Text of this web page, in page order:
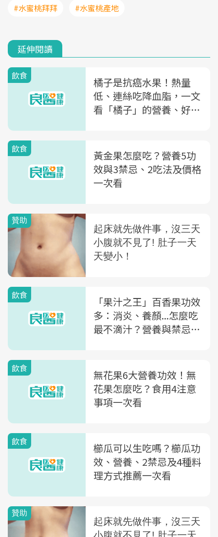
#水蜜桃拜拜
#水蜜桃產地
延伸閱讀
飲食
橘子是抗癌水果！熱量
低、連絲吃降血脂，一文
看「橘子」的營養、好
飲食
黃金果怎麼吃？營養5功
效與3禁忌、2吃法及價格
一次看
飲食
「果汁之王」百香果功效
多：消炎、養顏...怎麼吃
最不滴汁？營養與禁忌一
飲食
無花果6大營養功效！無
花果怎麼吃？食用4注意
事項一次看
飲食
櫛瓜可以生吃嗎？櫛瓜功
效、營養、2禁忌及4種料
理方式推薦一次看